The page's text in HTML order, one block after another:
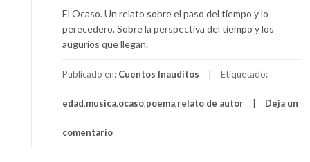
El Ocaso. Un relato sobre el paso del tiempo y lo
perecedero. Sobre la perspectiva del tiempo y los
augurios que llegan.
Publicado en: Cuentos Inauditos Etiquetado:
edad,musica,ocaso,poema,relato de autor Deja un
comentario